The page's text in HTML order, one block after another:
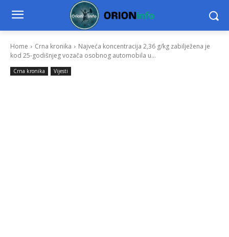
Home Crna kronika
Najveća koncentracija 2,36 g/kg zabilježena je
kod 25-godišnjeg vozača osobnog automobila u...
Crna kronika Vijesti